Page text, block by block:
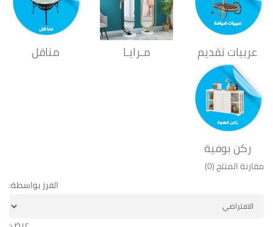
عربيات تقديم مـرايـا مناقل
ركن بوفية
مقارنة المنتج (0)
الفرز بواسطة: